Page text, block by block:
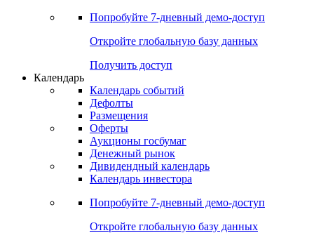
Попробуйте 7-дневный демо-доступ
Откройте глобальную базу данных
Получить доступ
Календарь
Календарь событий
Дефолты
Размещения
Оферты
Аукционы госбумаг
Денежный рынок
Дивидендный календарь
Календарь инвестора
Попробуйте 7-дневный демо-доступ
Откройте глобальную базу данных